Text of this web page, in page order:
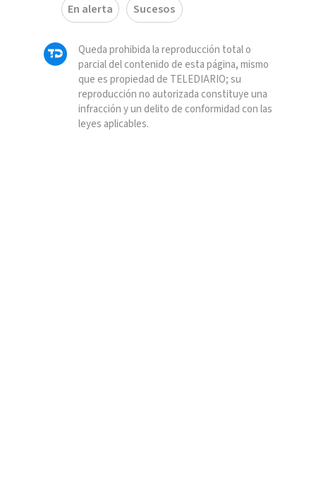
En alerta Sucesos
Queda prohibida la reproducción total o
parcial del contenido de esta página, mismo
que es propiedad de TELEDIARIO; su
reproducción no autorizada constituye una
infracción y un delito de conformidad con las
leyes aplicables.